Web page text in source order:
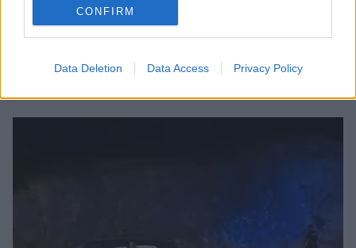
CONFIRM
Data Deletion Data Access Privacy Policy
Μυστήριο 3.500 ετών στη Σαντορίνη: Ο 15χρονος
που δεν πρόλαβε να ξεφύγει από το τσουνάμι
μπορεί ν' αλλάξει τη χρονολογία της μεγάλης
έκρηξης
08.08.2026, 18:08